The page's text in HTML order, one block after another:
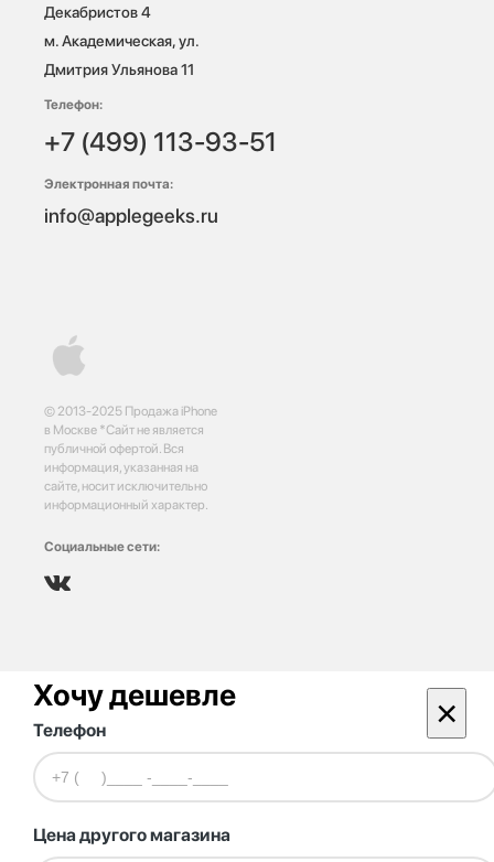
© 2013-2025 Продажа iPhone
в Москве *Сайт не является
публичной офертой. Вся
информация, указанная на
сайте, носит исключительно
информационный характер.
Социальные сети:
Декабристов 4
м. Академическая, ул.
Дмитрия Ульянова 11
Телефон:
+7 (499) 113-93-51
Электронная почта:
info@applegeeks.ru
Хочу дешевле ×
Телефон
Цена другого магазина